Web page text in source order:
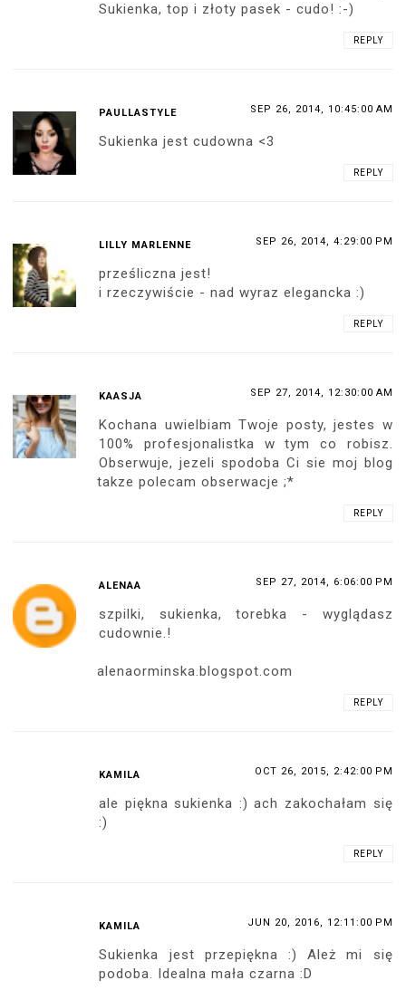
Sukienka, top i złoty pasek - cudo! :-)
REPLY
PAULLASTYLE SEP 26, 2014, 10:45:00 AM
Sukienka jest cudowna <3
REPLY
LILLY MARLENNE SEP 26, 2014, 4:29:00 PM
prześliczna jest!
i rzeczywiście - nad wyraz elegancka :)
REPLY
KAASJA SEP 27, 2014, 12:30:00 AM
Kochana uwielbiam Twoje posty, jestes w
100% profesjonalistka w tym co robisz.
Obserwuje, jezeli spodoba Ci sie moj blog
takze polecam obserwacje ;*
REPLY
ALENAA SEP 27, 2014, 6:06:00 PM
szpilki, sukienka, torebka - wyglądasz
cudownie.!
alenaorminska.blogspot.com
REPLY
KAMILA OCT 26, 2015, 2:42:00 PM
ale piękna sukienka :) ach zakochałam się
:)
REPLY
KAMILA JUN 20, 2016, 12:11:00 PM
Sukienka jest przepiękna :) Ależ mi się
podoba. Idealna mała czarna :D